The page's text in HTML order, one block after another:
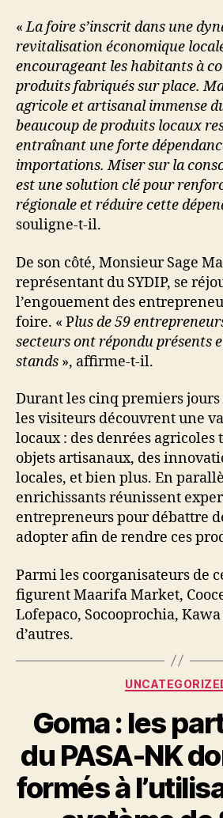
«La foire s’inscrit dans une
revitalisation économique
encourageant les habitants à
produits fabriqués sur place.
agricole et artisanal immense
beaucoup de produits locaux
entraînant une forte
importations. Miser sur la
est une solution clé pour
régionale et réduire cette
souligne-t-il.
De son côté, Monsieur Sage
représentant du SYDIP, se
l’engouement des
foire. « Plus de 59
secteurs ont répondu présents
stands », affirme-t-il.
Durant les cinq premiers jours
les visiteurs découvrent une
locaux : des denrées agricoles
objets artisanaux, des
locales, et bien plus. En
enrichissants réunissent
entrepreneurs pour débattre
adopter afin de rendre ces
Parmi les coorganisateurs de
figurent Maarifa Market,
Lofepaco, Socooprochia,
d’autres.
Goma : les
du PASA-NK
formés à